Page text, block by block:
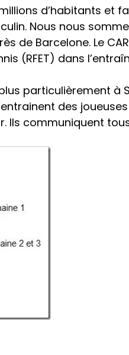
d’habitants et
Nous nous
de Barcelone. Le
(RFET) dans
particulièrement à
des
communiquent